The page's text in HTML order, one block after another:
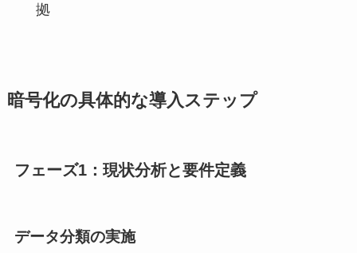
拠
暗号化の具体的な導入ステップ
フェーズ1：現状分析と要件定義
データ分類の実施